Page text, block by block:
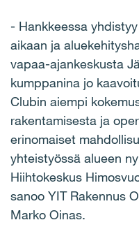
- Hankkeessa
aikaan ja
vapaa-ajankeskusta
kumppanina jo
Clubin aiempi
rakentamisesta ja
erinomaiset
yhteistyössä alueen
Hiihtokeskus
sanoo YIT Rakennus
Marko Oinas.